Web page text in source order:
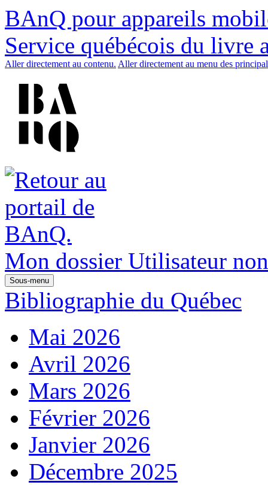
BAnQ pour appareils
Service québécois du livre
Aller directement au contenu. Aller directement au menu des
Mon dossier Utilisateur
Sous-menu
Bibliographie du Québec
Mai 2026
Avril 2026
Mars 2026
Février 2026
Janvier 2026
Décembre 2025